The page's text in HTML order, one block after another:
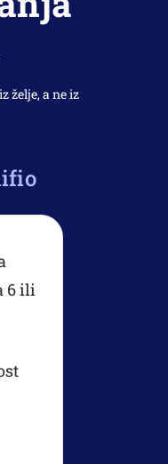
želje, a ne iz
6 ili